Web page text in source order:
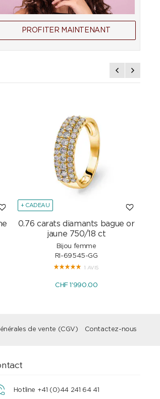
PROFITER MAINTENANT
+ CADEAU
0.76 carats diamants bague or
jaune 750/18 ct
Bijou femme
RI-69545-GG
1 AVIS
CHF 1'990.00
de vente (CGV) Contactez-nous
Hotline +41 (0)44 241 64 41